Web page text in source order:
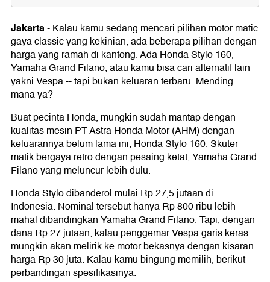
Perbandingan Spesifikasi Desain
Perbandingan Spesifikasi Fitur
Perbandingan Spesifikasi Mesin
Perbandingan Spesifikasi Harga
Jakarta-Kalau kamu sedang mencari pilihan motor matic
gaya classic yang kekinian, ada beberapa pilihan dengan
harga yang ramah di kantong. Ada Honda Stylo 160,
Yamaha Grand Filano, atau kamu bisa cari alternatif lain
yakni Vespa -- tapi bukan keluaran terbaru. Mending
mana ya?
Buat pecinta Honda, mungkin sudah mantap dengan
kualitas mesin PT Astra Honda Motor (AHM) dengan
keluarannya belum lama ini, Honda Stylo 160. Skuter
matik bergaya retro dengan pesaing ketat, Yamaha Grand
Filano yang meluncur lebih dulu.
Honda Stylo dibanderol mulai Rp 27,5 jutaan di
Indonesia. Nominal tersebut hanya Rp 800 ribu lebih
mahal dibandingkan Yamaha Grand Filano. Tapi, dengan
dana Rp 27 jutaan, kalau penggemar Vespa garis keras
mungkin akan melirik ke motor bekasnya dengan kisaran
harga Rp 30 juta. Kalau kamu bingung memilih, berikut
perbandingan spesifikasinya.